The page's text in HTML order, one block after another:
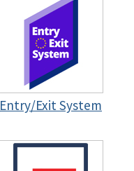
Entry/Exit System